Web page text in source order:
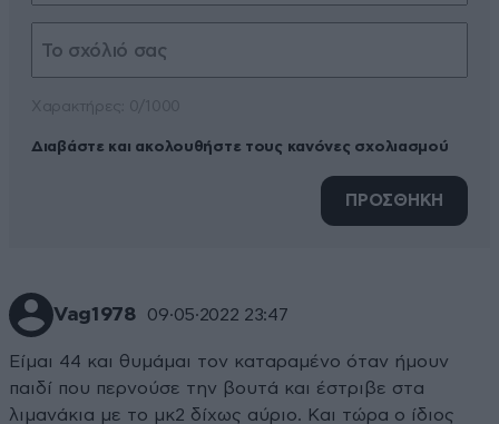
Διαβάστε και ακολουθήστε τους κανόνες σχολιασμού
ΠΡΟΣΘΗΚΗ
Vag1978 09·05·2022 23:47
Είμαι 44 και θυμάμαι τον καταραμένο όταν ήμουν
παιδί που περνούσε την βουτά και έστριβε στα
λιμανάκια με το μκ2 δίχως αύριο. Και τώρα ο ίδιος